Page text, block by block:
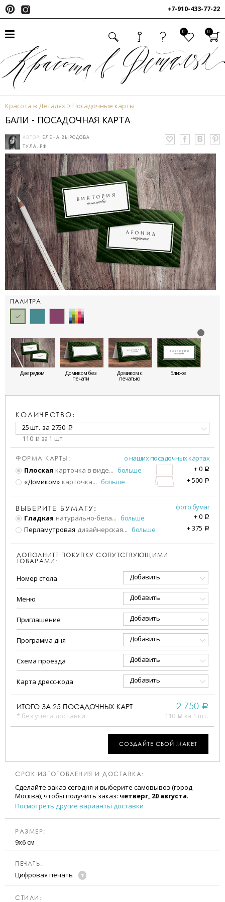
+7-910-433-77-22
0 0
Красота в Деталях Посадочные карты
БАЛИ - ПОСАДОЧНАЯ КАРТА
АВТОР: ЕЛЕНА ВЫРОДОВА
ТУЛА, РФ
ПАЛИТРА
Две рядом Домиком без
печати
Домиком с
печатью
Ближе
КОЛИЧЕСТВО:
25 шт. за 2750 a
110 a за 1 шт.
ФОРМА КАРТЫ:
о наших посадочных картах
Плоская карточка в виде... больше +0 a
«Домиком» карточка... больше +500 a
ВЫБЕРИТЕ БУМАГУ:
фото бумаг
Гладкая натурально-бела... больше +0 a
Перламутровая дизайнерская... больше +375 a
ДОПОЛНИТЕ ПОКУПКУ СОПУТСТВУЮЩИМИ
ТОВАРАМИ:
Номер стола Добавить
Меню Добавить
Приглашение Добавить
Программа дня Добавить
Схема проезда Добавить
Карта дресс-кода Добавить
ИТОГО ЗА 25 ПОСАДОЧНЫХ КАРТ
* без учета доставки
2 750 a
110 a за 1 шт.
СОЗДАЙТЕ СВОЙ МАКЕТ
СРОК ИЗГОТОВЛЕНИЯ И ДОСТАВКА:
Сделайте заказ сегодня и выберите самовывоз (город
Москва), чтобы получить заказ: четверг, 20 августа.
Посмотреть другие варианты доставки
РАЗМЕР:
9х6 см
ПЕЧАТЬ:
Цифровая печать
CТИЛИ: